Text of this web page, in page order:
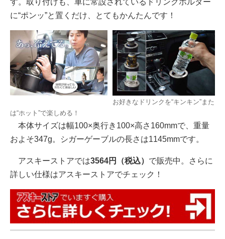
す。取り付けも、車に常設されているドリンクホルダー
に“ポンッ”と置くだけ、とてもかんたんです！
お好きなドリンクを“キンキン”また
は“ホット”で楽しめる！
本体サイズは幅100×奥行き100×高さ160mmで、重量
およそ347g。シガーゲーブルの長さは1145mmです。
アスキーストアでは3564円（税込） で販売中。さらに
詳しい仕様はアスキーストアでチェック！